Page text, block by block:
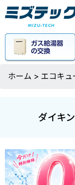
ホーム > エコキュ
ダイキ